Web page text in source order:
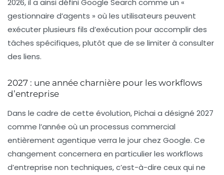
2026, il a ainsi défini Google Search comme un «
gestionnaire d’agents » où les utilisateurs peuvent
exécuter plusieurs fils d’exécution pour accomplir des
tâches spécifiques, plutôt que de se limiter à consulter
des liens.
2027 : une année charnière pour les workflows
d’entreprise
Dans le cadre de cette évolution,Pichai a désigné 2027
comme l’année où un processus commercial
entièrement agentique verra le jour chez Google. Ce
changement concernera en particulier les workflows
d’entreprise non techniques, c’est-à-dire ceux qui ne